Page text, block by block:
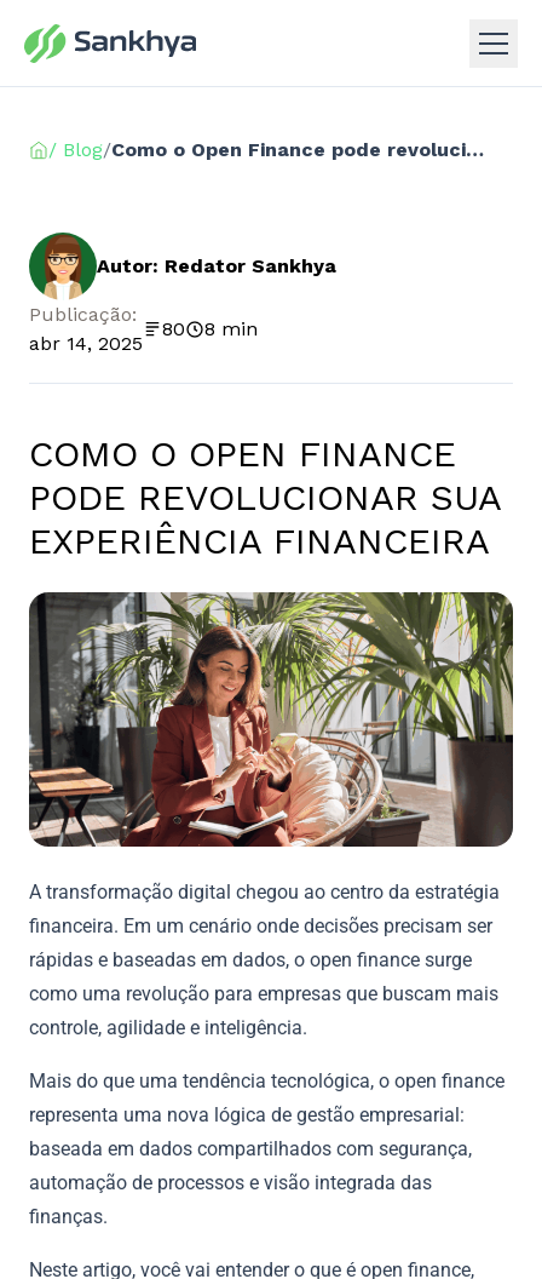
/ Blog/ Como o Open Finance pode revolucionar sua experiência financeira
Autor: Redator Sankhya
Publicação:
abr 14, 2025
80 8 min
COMO O OPEN FINANCE
PODE REVOLUCIONAR SUA
EXPERIÊNCIA FINANCEIRA
A transformação digital chegou ao centro da estratégia
financeira. Em um cenário onde decisões precisam ser
rápidas e baseadas em dados, o open finance surge
como uma revolução para empresas que buscam mais
controle, agilidade e inteligência.
Mais do que uma tendência tecnológica, o open finance
representa uma nova lógica de gestão empresarial:
baseada em dados compartilhados com segurança,
automação de processos e visão integrada das
finanças.
Neste artigo, você vai entender o que é open finance,